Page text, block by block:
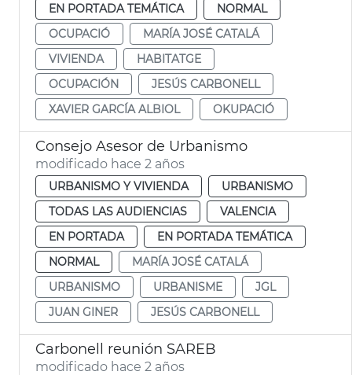
EN PORTADA TEMÁTICA
NORMAL
OCUPACIÓ
MARÍA JOSÉ CATALÁ
VIVIENDA
HABITATGE
OCUPACIÓN
JESÚS CARBONELL
XAVIER GARCÍA ALBIOL
OKUPACIÓ
Consejo Asesor de Urbanismo
modificado hace 2 años
URBANISMO Y VIVIENDA
URBANISMO
TODAS LAS AUDIENCIAS
VALENCIA
EN PORTADA
EN PORTADA TEMÁTICA
NORMAL
MARÍA JOSÉ CATALÁ
URBANISMO
URBANISME
JGL
JUAN GINER
JESÚS CARBONELL
Carbonell reunión SAREB
modificado hace 2 años